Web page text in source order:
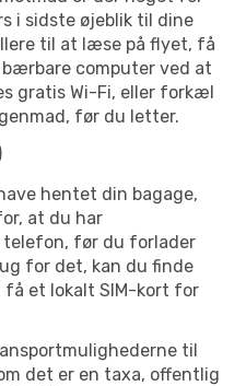
i sidste øjeblik til dine
til at læse på flyet, få
computer ved at
gratis Wi-Fi, eller forkæl
før du letter.
hentet din bagage,
at du har
før du forlader
for det, kan du finde
et lokalt SIM-kort for
til
det er en taxa, offentlig